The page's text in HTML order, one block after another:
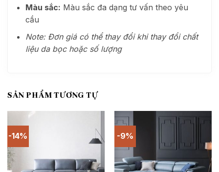
Màu sắc: Màu sắc đa dạng tư vấn theo yêu
cầu
Note: Đơn giá có thể thay đổi khi thay đổi chất
liệu da bọc hoặc số lượng
SẢN PHẨM TƯƠNG TỰ
-14% -9%